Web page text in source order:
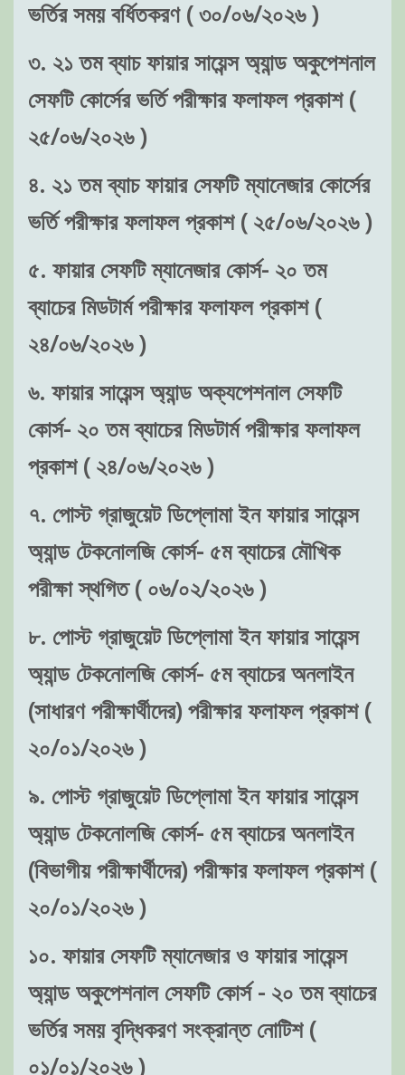
ভর্তির সময় বর্ধিতকরণ ( ৩০/০৬/২০২৬ )
৩. ২১ তম ব্যাচ ফায়ার সায়েন্স অ্যান্ড অকুপেশনাল
সেফটি কোর্সের ভর্তি পরীক্ষার ফলাফল প্রকাশ (
২৫/০৬/২০২৬ )
৪. ২১ তম ব্যাচ ফায়ার সেফটি ম্যানেজার কোর্সের
ভর্তি পরীক্ষার ফলাফল প্রকাশ ( ২৫/০৬/২০২৬ )
৫. ফায়ার সেফটি ম্যানেজার কোর্স- ২০ তম
ব্যাচের মিডটার্ম পরীক্ষার ফলাফল প্রকাশ (
২৪/০৬/২০২৬ )
৬. ফায়ার সায়েন্স অ্যান্ড অক্যপেশনাল সেফটি
কোর্স- ২০ তম ব্যাচের মিডটার্ম পরীক্ষার ফলাফল
প্রকাশ ( ২৪/০৬/২০২৬ )
৭. পোস্ট গ্রাজুয়েট ডিপ্লোমা ইন ফায়ার সায়েন্স
অ্যান্ড টেকনোলজি কোর্স- ৫ম ব্যাচের মৌখিক
পরীক্ষা স্থগিত ( ০৬/০২/২০২৬ )
৮. পোস্ট গ্রাজুয়েট ডিপ্লোমা ইন ফায়ার সায়েন্স
অ্যান্ড টেকনোলজি কোর্স- ৫ম ব্যাচের অনলাইন
(সাধারণ পরীক্ষার্থীদের) পরীক্ষার ফলাফল প্রকাশ (
২০/০১/২০২৬ )
৯. পোস্ট গ্রাজুয়েট ডিপ্লোমা ইন ফায়ার সায়েন্স
অ্যান্ড টেকনোলজি কোর্স- ৫ম ব্যাচের অনলাইন
(বিভাগীয় পরীক্ষার্থীদের) পরীক্ষার ফলাফল প্রকাশ (
২০/০১/২০২৬ )
১০. ফায়ার সেফটি ম্যানেজার ও ফায়ার সায়েন্স
অ্যান্ড অকুপেশনাল সেফটি কোর্স - ২০ তম ব্যাচের
ভর্তির সময় বৃদ্ধিকরণ সংক্রান্ত নোটিশ (
০১/০১/২০২৬ )